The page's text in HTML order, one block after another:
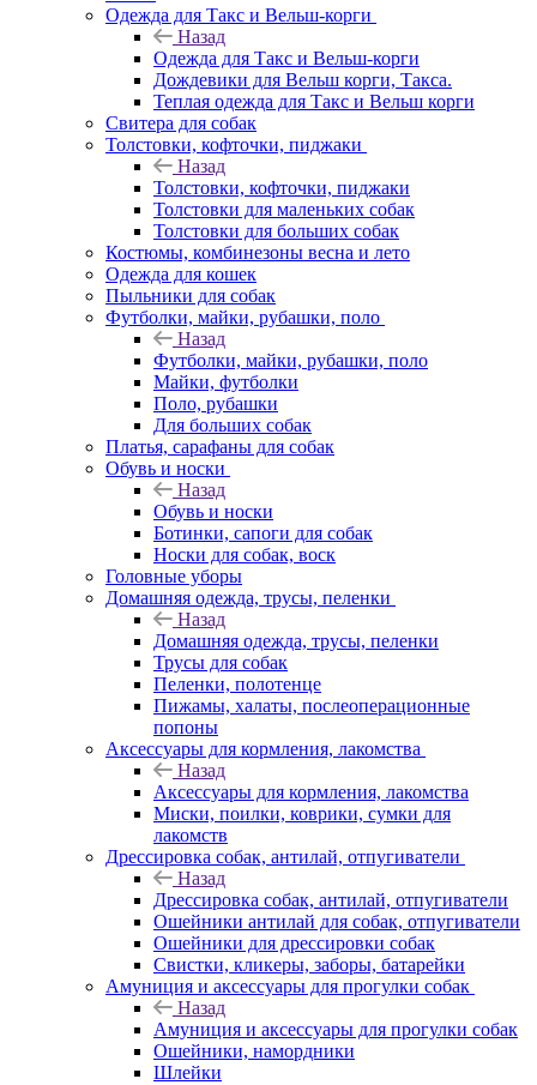
Одежда для Такс и Вельш-корги
Назад
Одежда для Такс и Вельш-корги
Дождевики для Вельш корги, Такса.
Теплая одежда для Такс и Вельш корги
Свитера для собак
Толстовки, кофточки, пиджаки
Назад
Толстовки, кофточки, пиджаки
Толстовки для маленьких собак
Толстовки для больших собак
Костюмы, комбинезоны весна и лето
Одежда для кошек
Пыльники для собак
Футболки, майки, рубашки, поло
Назад
Футболки, майки, рубашки, поло
Майки, футболки
Поло, рубашки
Для больших собак
Платья, сарафаны для собак
Обувь и носки
Назад
Обувь и носки
Ботинки, сапоги для собак
Носки для собак, воск
Головные уборы
Домашняя одежда, трусы, пеленки
Назад
Домашняя одежда, трусы, пеленки
Трусы для собак
Пеленки, полотенце
Пижамы, халаты, послеоперационные
попоны
Аксессуары для кормления, лакомства
Назад
Аксессуары для кормления, лакомства
Миски, поилки, коврики, сумки для
лакомств
Дрессировка собак, антилай, отпугиватели
Назад
Дрессировка собак, антилай, отпугиватели
Ошейники антилай для собак, отпугиватели
Ошейники для дрессировки собак
Свистки, кликеры, заборы, батарейки
Амуниция и аксессуары для прогулки собак
Назад
Амуниция и аксессуары для прогулки собак
Ошейники, намордники
Шлейки